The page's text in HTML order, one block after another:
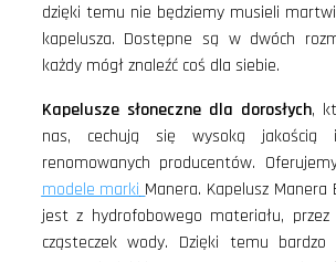
dzięki temu nie będziemy musieli
kapelusza. Dostępne są w dwóch
każdy mógł znaleźć coś dla siebie.
Kapelusze słoneczne dla dorosłych,
nas, cechują się wysoką jakością
renomowanych producentów.
modele marki Manera. Kapelusz
jest z hydrofobowego materiału, przez
cząsteczek wody. Dzięki temu